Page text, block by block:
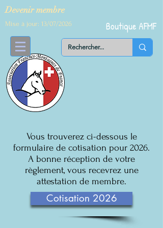
Devenir membre
Mise à jour: 13/07/2026 Boutique AFMF
Vous trouverez ci-dessous le
formulaire de cotisation pour 2026.
A bonne réception de votre
règlement, vous recevrez une
attestation de membre.
Cotisation 2026